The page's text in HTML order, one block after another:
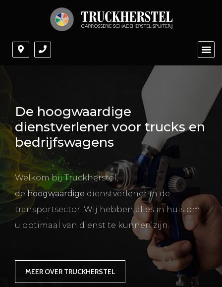
De hoogwaardige
dienstverlener voor trucks en
bedrijfswagens
Welkom bij Truckherstel,
de hoogwaardige dienstverlener in de
transportsector. Wij hebben alles in huis om
u optimaal van dienst te kunnen zijn.
MEER OVER TRUCKHERSTEL